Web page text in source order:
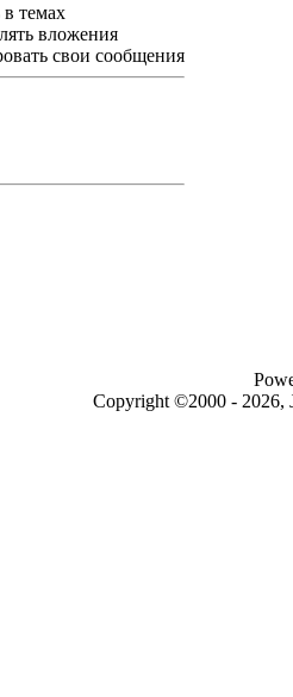
в темах
вложения
свои сообщения
Copyright ©2000 - 2026,